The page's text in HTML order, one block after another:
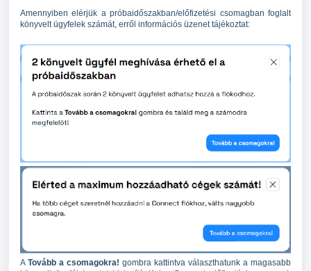
Amennyiben elérjük a próbaidőszakban/előfizetési csomagban foglalt
könyvelt ügyfelek számát, erről információs üzenet tájékoztat:
A Tovább a csomagokra! gombra kattintva választhatunk a magasabb